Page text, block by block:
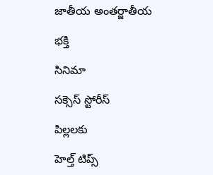
జాతీయ అంతర్జాతీయ
భక్తి
సినిమా
సక్సెస్ స్టోరీస్
పిల్లలకు
హెల్త్ టిప్స్